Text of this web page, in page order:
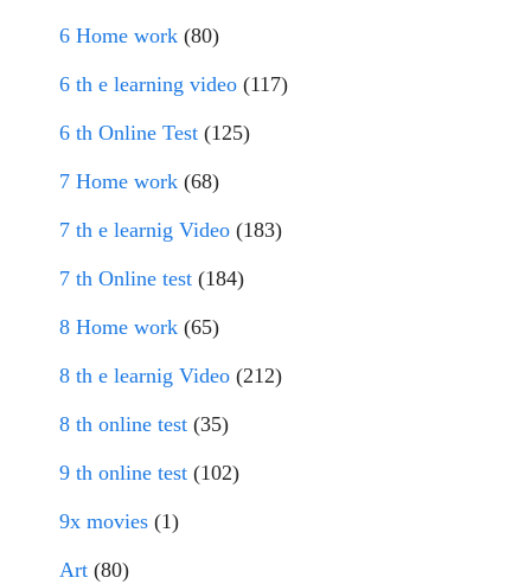
6 Home work (80)
6 th e learning video (117)
6 th Online Test (125)
7 Home work (68)
7 th e learnig Video (183)
7 th Online test (184)
8 Home work (65)
8 th e learnig Video (212)
8 th online test (35)
9 th online test (102)
9x movies (1)
Art (80)